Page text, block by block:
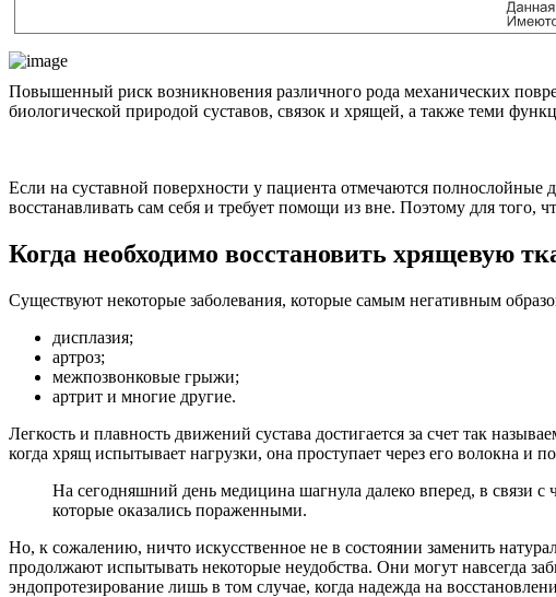
Повышенный риск возникновения различного рода механических
биологической природой суставов, связок и хрящей, а также теми
Если на суставной поверхности у пациента отмечаются полнослойные
восстанавливать сам себя и требует помощи из вне. Поэтому для того,
Когда необходимо восстановить хрящевую
Существуют некоторые заболевания, которые самым негативным
дисплазия;
артроз;
межпозвонковые грыжи;
артрит и многие другие.
Легкость и плавность движений сустава достигается за счет так
когда хрящ испытывает нагрузки, она проступает через его волокна и
На сегодняшний день медицина шагнула далеко вперед, в связи
которые оказались пораженными.
Но, к сожалению, ничто искусственное не в состоянии заменить
продолжают испытывать некоторые неудобства. Они могут навсегда
эндопротезирование лишь в том случае, когда надежда на